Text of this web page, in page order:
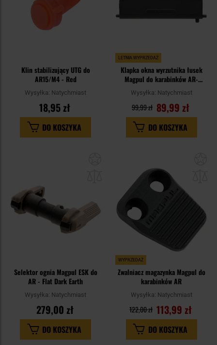
Klin stabilizujący UTG do
AR15/M4 - Red
Wysyłka: Natychmiast
18,95 zł
DO KOSZYKA
LETNIA WYPRZEDAŻ
Klapka okna wyrzutnika łusek
Magpul do karabinków AR-
15/M4/M16 - Black
Wysyłka: Natychmiast
89,99 zł
99,99 zł
DO KOSZYKA
Selektor ognia Magpul ESK do
AR - Flat Dark Earth
Wysyłka: Natychmiast
279,00 zł
DO KOSZYKA
WYPRZEDAŻ
Zwalniacz magazynka Magpul do
karabinków AR
Wysyłka: Natychmiast
113,99 zł
122,00 zł
DO KOSZYKA